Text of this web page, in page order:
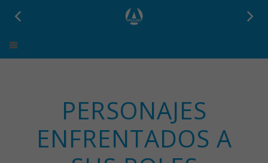
Aplauso
PERSONAJES
ENFRENTADOS A